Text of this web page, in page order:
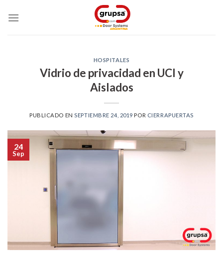
HOSPITALES
Vidrio de privacidad en UCI y
Aislados
PUBLICADO EN SEPTIEMBRE 24, 2019 POR CIERRAPUERTAS
24
Sep